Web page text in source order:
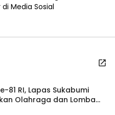
Media Sosial
81 RI, Lapas Sukabumi
Olahraga dan Lomba